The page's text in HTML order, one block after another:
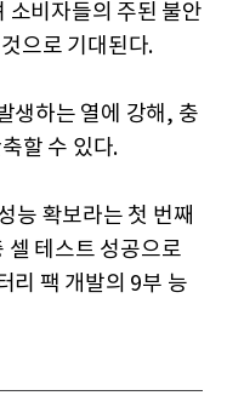
소비자들의 주된 불안
으로 기대된다.
생하는 열에 강해, 충
할 수 있다.
능 확보라는 첫 번째
셀 테스트 성공으로
리 팩 개발의 9부 능